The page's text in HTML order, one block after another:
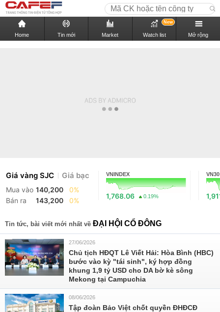
Home Tin mới Market Watch list
New
Mở rộng
Giá vàng SJC Giá bạc
Mua vào 140,200
0%
Bán ra
143,200 0%
VNINDEX
1,768.06 0.19%
VN30
Tin tức, bài viết mới nhất về ĐẠI HỘI CỔ ĐÔNG
27/06/2026
Chủ tịch HĐQT Lê Viết Hải: Hòa Bình (HBC)
bước vào kỳ "tái sinh", ký hợp đồng
khung 1,9 tỷ USD cho DA bờ kè sông
Mekong tại Campuchia
08/06/2026
Tập đoàn Bảo Việt chốt quyền ĐHĐCĐ